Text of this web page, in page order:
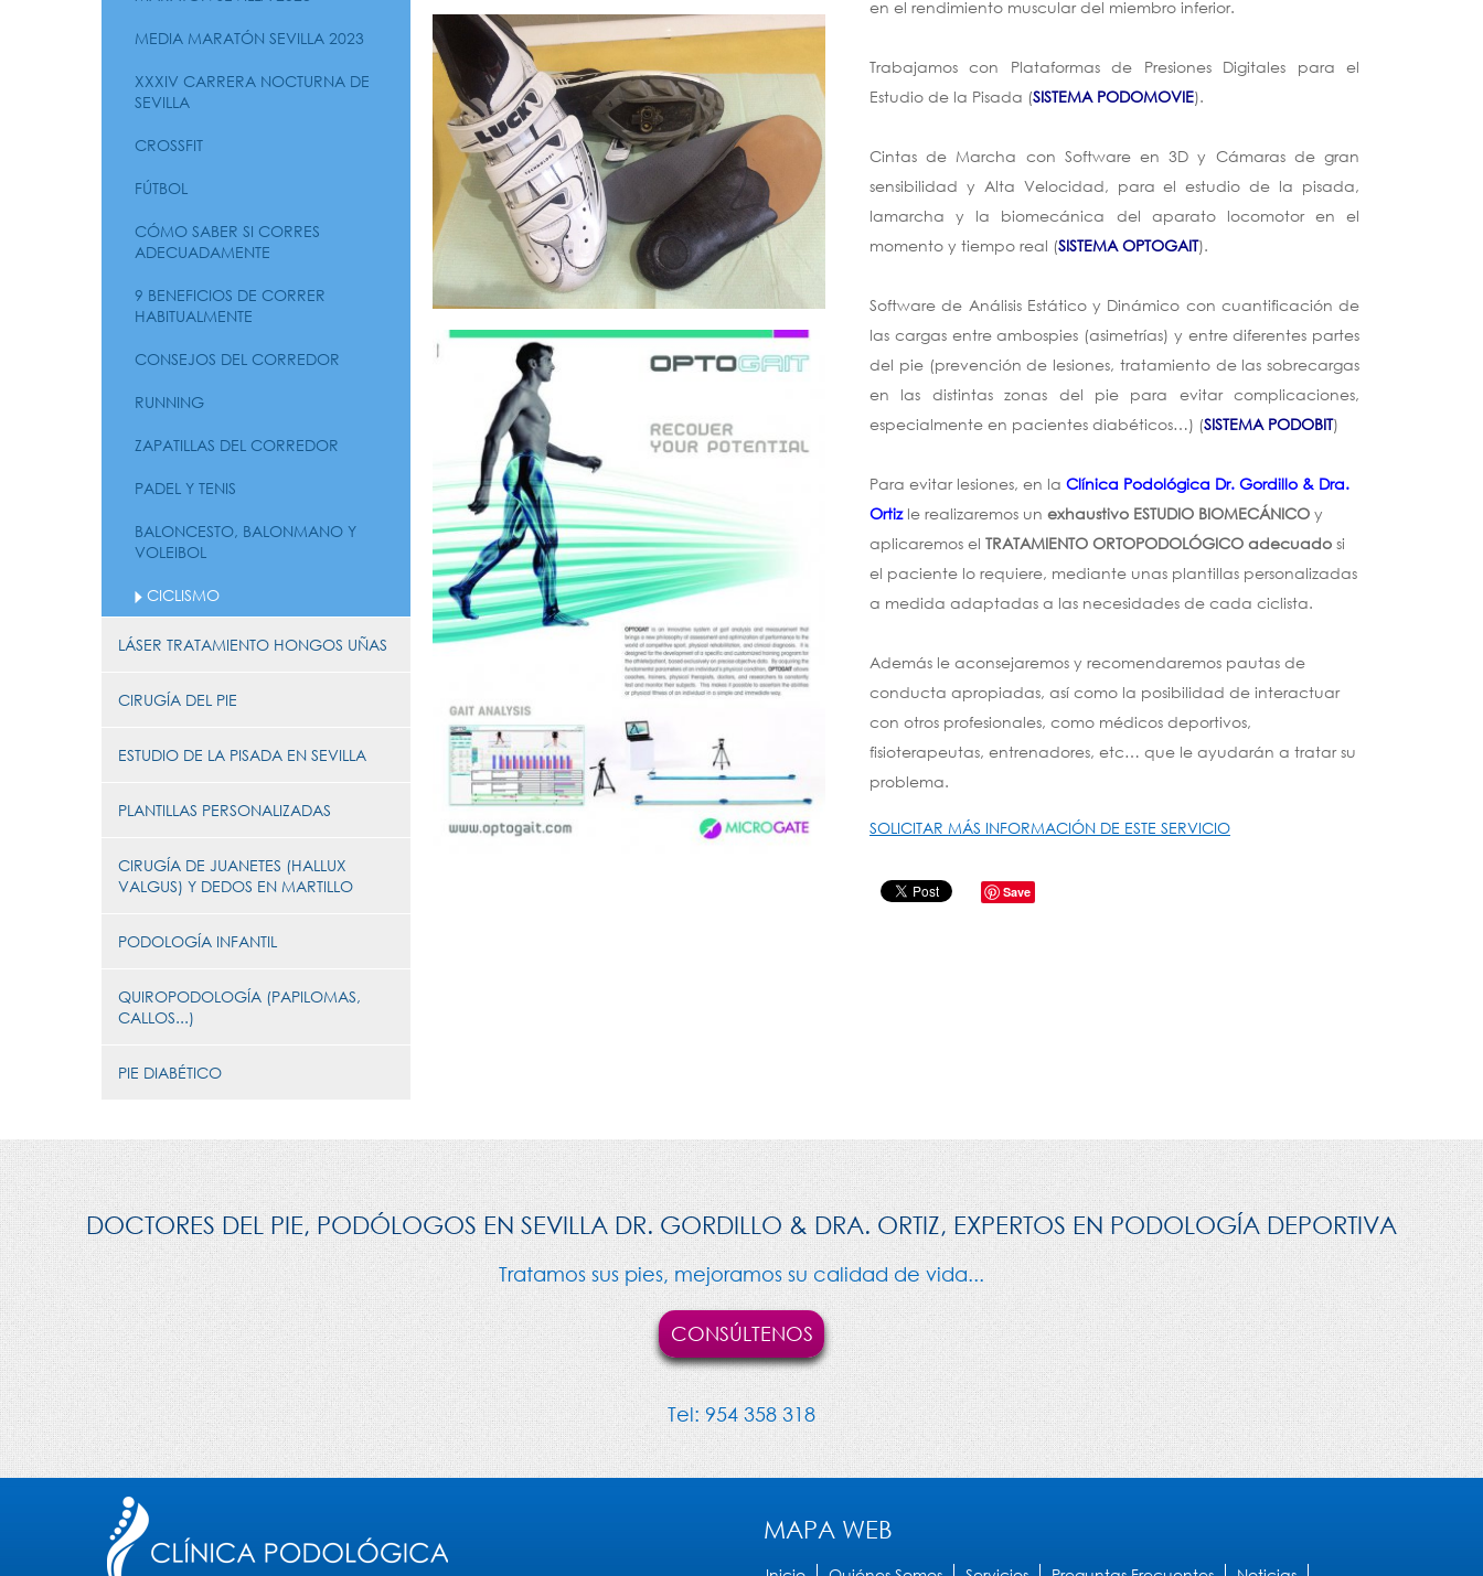
MEDIA MARATÓN SEVILLA 2023
XXXIV CARRERA NOCTURNA DE
SEVILLA
CROSSFIT
FÚTBOL
CÓMO SABER SI CORRES
ADECUADAMENTE
9 BENEFICIOS DE CORRER
HABITUALMENTE
CONSEJOS DEL CORREDOR
RUNNING
ZAPATILLAS DEL CORREDOR
PADEL Y TENIS
BALONCESTO, BALONMANO Y
VOLEIBOL
CICLISMO
LÁSER TRATAMIENTO HONGOS UÑAS
CIRUGÍA DEL PIE
ESTUDIO DE LA PISADA EN SEVILLA
PLANTILLAS PERSONALIZADAS
CIRUGÍA DE JUANETES (HALLUX
VALGUS) Y DEDOS EN MARTILLO
PODOLOGÍA INFANTIL
QUIROPODOLOGÍA (PAPILOMAS,
CALLOS...)
PIE DIABÉTICO
en el rendimiento muscular del miembro inferior.
Trabajamos con Plataformas de Presiones Digitales para el
Estudio de la Pisada (SISTEMA PODOMOVIE).
Cintas de Marcha con Software en 3D y Cámaras de gran
sensibilidad y Alta Velocidad, para el estudio de la pisada,
lamarcha y la biomecánica del aparato locomotor en el
momento y tiempo real (SISTEMA OPTOGAIT).
Software de Análisis Estático y Dinámico con cuantificación de
las cargas entre ambospies (asimetrías) y entre diferentes partes
del pie (prevención de lesiones, tratamiento de las sobrecargas
en las distintas zonas del pie para evitar complicaciones,
especialmente en pacientes diabéticos…) (SISTEMA PODOBIT)
Para evitar lesiones, en la Clínica Podológica Dr. Gordillo & Dra.
Ortizle realizaremos un exhaustivo ESTUDIO BIOMECÁNICO y
aplicaremos el TRATAMIENTO ORTOPODOLÓGICO adecuado si
el paciente lo requiere, mediante unas plantillas personalizadas
a medida adaptadas a las necesidades de cada ciclista.
Además le aconsejaremos y recomendaremos pautas de
conducta apropiadas, así como la posibilidad de interactuar
con otros profesionales, como médicos deportivos,
fisioterapeutas, entrenadores, etc… que le ayudarán a tratar su
problema.
SOLICITAR MÁS INFORMACIÓN DE ESTE SERVICIO
Save
DOCTORES DEL PIE, PODÓLOGOS EN SEVILLA DR. GORDILLO & DRA. ORTIZ, EXPERTOS EN PODOLOGÍA DEPORTIVA
Tratamos sus pies, mejoramos su calidad de vida...
CONSÚLTENOS
Tel:954 358 318
MAPA WEB